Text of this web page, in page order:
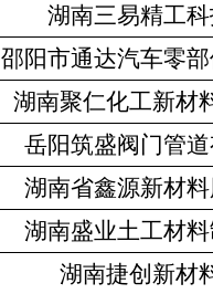
湖南三易精工
邵阳市通达汽车零
湖南聚仁化工新材
岳阳筑盛阀门管
湖南省鑫源新材
湖南盛业土工材
湖南捷创新材